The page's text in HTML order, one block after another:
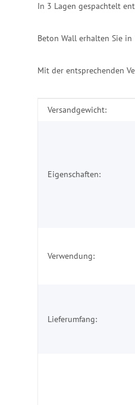
In 3 Lagen gespachtelt
Beton Wall erhalten Sie in
Mit der entsprechenden
Produkteigenschaft
Wert
Versandgewicht:
Eigenschaften:
Verwendung:
Lieferumfang: